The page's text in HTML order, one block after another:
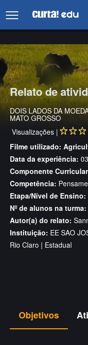
Relato de
DOIS LADOS DA
MATO GROSSO
Visualizações |
Filme utilizado:
Data da experiência:
Componente
Competência:
Etapa/Nível de Ensino:
Nº de alunos na turma:
Autor(a) do relato:
Instituição: EE SAO
Rio Claro | Estadual
Objetivos